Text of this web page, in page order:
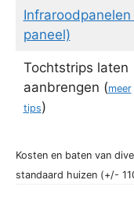
Infraroodpanelen
paneel)
Tochtstrips laten
aanbrengen (meer
tips)
Kosten en baten van
standaard huizen (+/-